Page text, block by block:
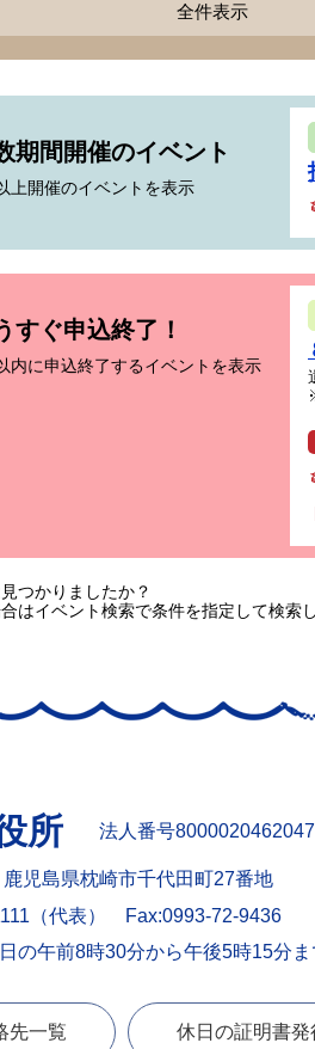
全件表示
期間開催のイベント
上開催のイベントを表示
すぐ申込終了！
内に申込終了するイベントを表示
つかりましたか？
はイベント検索で条件を指定して検索
所 法人番号8000020462047
児島県枕崎市千代田町27番地
（代表）
Fax:0993-72-9436
の午前8時30分から午後5時15分
先一覧 休日の証明書発